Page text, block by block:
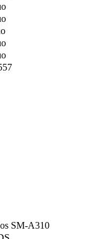
SM-A310